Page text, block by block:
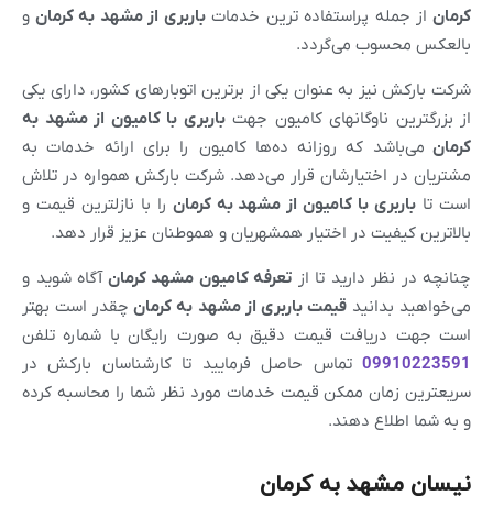
کرمان از جمله پراستفاده ترین خدماتباربری ازمشهد به کرمان و
بالعکس محسوب می‌گردد.
شرکت بارکش نیز به عنوان یکی از برترین اتوبارهای کشور، دارای یکی
از بزرگترین ناوگانهای کامیون جهتباربری با کامیون ازمشهد به
کرمان می‌باشد که روزانه ده‌ها کامیون را برای ارائه خدمات به
مشتریان در اختیارشان قرار می‌دهد. شرکت بارکش همواره در تلاش
است تا باربری با کامیون از مشهدبه کرمان را با نازلترین قیمت و
بالاترین کیفیت در اختیار همشهریان و هموطنان عزیز قرار دهد.
چنانچه در نظر دارید تا از تعرفه کامیون مشهدکرمانآگاه شوید و
می‌خواهید بدانیدقیمت باربری ازمشهد به کرمان چقدر است بهتر
است جهت دریافت قیمت دقیق به صورت رایگان با شماره تلفن
09910223591 تماس حاصل فرمایید تا کارشناسان بارکش در
سریعترین زمان ممکن قیمت خدمات مورد نظر شما را محاسبه کرده
و به شما اطلاع دهند.
نیسان مشهد به کرمان